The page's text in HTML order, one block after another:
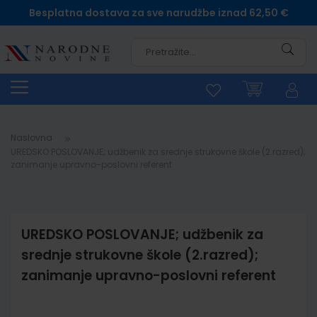
Besplatna dostava za sve narudžbe iznad 62,50 €
Naslovna
UREDSKO POSLOVANJE; udžbenik za
srednje strukovne škole (2.razred);
zanimanje upravno-poslovni referent